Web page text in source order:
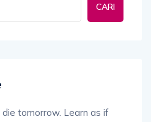
CARI
tomorrow. Learn as if